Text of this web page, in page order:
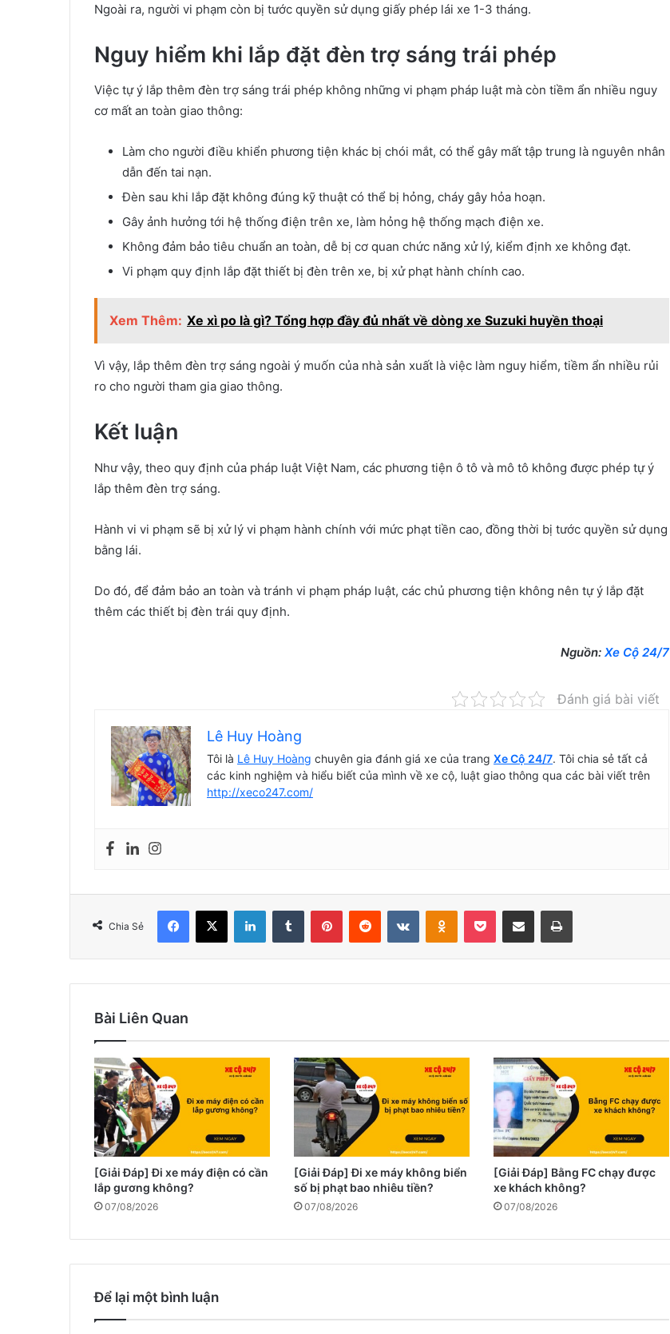
Ngoài ra, người vi phạm còn bị tước quyền sử dụng giấy phép lái xe 1-3 tháng.
Nguy hiểm khi lắp đặt đèn trợ sáng trái phép
Việc tự ý lắp thêm đèn trợ sáng trái phép không những vi phạm pháp luật mà còn tiềm ẩn nhiều nguy
cơ mất an toàn giao thông:
Làm cho người điều khiển phương tiện khác bị chói mắt, có thể gây mất tập trung là nguyên nhân
dẫn đến tai nạn.
Đèn sau khi lắp đặt không đúng kỹ thuật có thể bị hỏng, cháy gây hỏa hoạn.
Gây ảnh hưởng tới hệ thống điện trên xe, làm hỏng hệ thống mạch điện xe.
Không đảm bảo tiêu chuẩn an toàn, dễ bị cơ quan chức năng xử lý, kiểm định xe không đạt.
Vi phạm quy định lắp đặt thiết bị đèn trên xe, bị xử phạt hành chính cao.
Xem Thêm: Xe xì po là gì? Tổng hợp đầy đủ nhất về dòng xe Suzuki huyền thoại
Vì vậy, lắp thêm đèn trợ sáng ngoài ý muốn của nhà sản xuất là việc làm nguy hiểm, tiềm ẩn nhiều rủi
ro cho người tham gia giao thông.
Kết luận
Như vậy, theo quy định của pháp luật Việt Nam, các phương tiện ô tô và mô tô không được phép tự ý
lắp thêm đèn trợ sáng.
Hành vi vi phạm sẽ bị xử lý vi phạm hành chính với mức phạt tiền cao, đồng thời bị tước quyền sử dụng
bằng lái.
Do đó, để đảm bảo an toàn và tránh vi phạm pháp luật, các chủ phương tiện không nên tự ý lắp đặt
thêm các thiết bị đèn trái quy định.
Nguồn: Xe Cộ 24/7
Đánh giá bài viết
Lê Huy Hoàng
Tôi là Lê Huy Hoàng chuyên gia đánh giá xe của trang Xe Cộ 24/7. Tôi chia sẻ tất cả
các kinh nghiệm và hiểu biết của mình về xe cộ, luật giao thông qua các bài viết trên
http://xeco247.com/
Chia Sẻ
Facebook
X LinkedInTumblr PinterestReddit VKontakteOdnoklassniki
Pocket Chia Sẻ Qua Email In
Bài Liên Quan
[Giải Đáp] Đi xe máy điện có cần
lắp gương không?
07/08/2026
[Giải Đáp] Đi xe máy không biển
số bị phạt bao nhiêu tiền?
07/08/2026
[Giải Đáp] Bằng FC chạy được
xe khách không?
07/08/2026
Để lại một bình luận